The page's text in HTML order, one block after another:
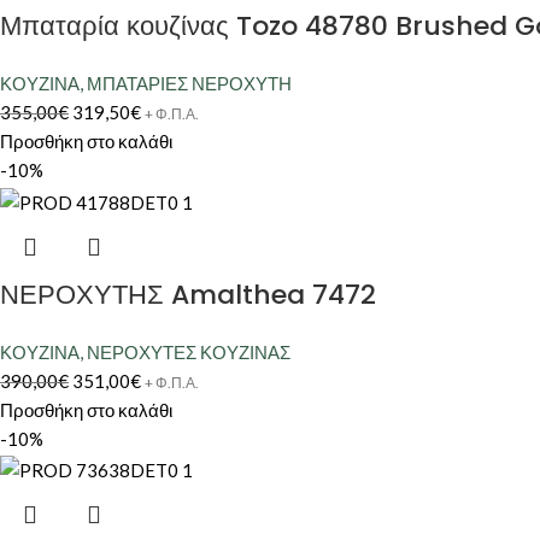
Μπαταρία κουζίνας Tozo 48780 Brushed
ΚΟΥΖΙΝΑ, ΜΠΑΤΑΡΙΕΣ ΝΕΡΟΧΥΤΗ
355,00€ 319,50€ + Φ.Π.Α.
Προσθήκη στο καλάθι
-10%
ΝΕΡΟΧΥΤΗΣ Amalthea 7472
ΚΟΥΖΙΝΑ, ΝΕΡΟΧΥΤΕΣ ΚΟΥΖΙΝΑΣ
390,00€ 351,00€ + Φ.Π.Α.
Προσθήκη στο καλάθι
-10%